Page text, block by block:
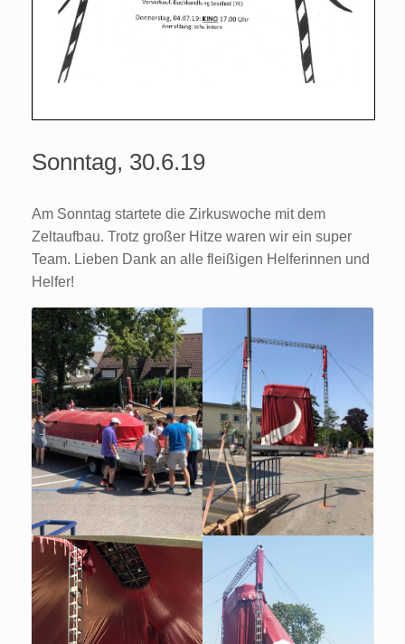
Sonntag, 30.6.19
Am Sonntag startete die Zirkuswoche mit dem
Zeltaufbau. Trotz großer Hitze waren wir ein super
Team. Lieben Dank an alle fleißigen Helferinnen und
Helfer!